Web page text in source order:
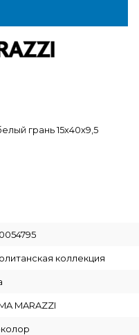
грань 15х40х9,5
коллекция
MARAZZI